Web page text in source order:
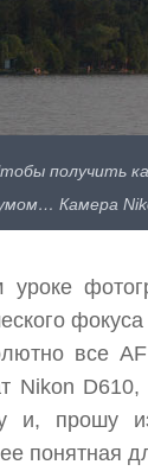
получить
Камера
уроке
все
Nikon
и, прошу
понятная